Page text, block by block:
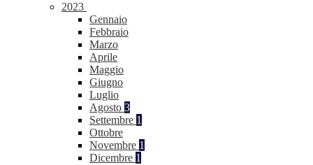
2023
Gennaio
Febbraio
Marzo
Aprile
Maggio
Giugno
Luglio
Agosto 3
Settembre 1
Ottobre
Novembre 1
Dicembre 1